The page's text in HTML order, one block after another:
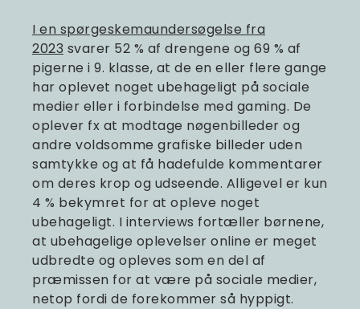
I en spørgeskemaundersøgelse fra
2023 svarer 52 % af drengene og 69 % af
pigerne i 9. klasse, at de en eller flere gange
har oplevet noget ubehageligt på sociale
medier eller i forbindelse med gaming. De
oplever fx at modtage nøgenbilleder og
andre voldsomme grafiske billeder uden
samtykke og at få hadefulde kommentarer
om deres krop og udseende. Alligevel er kun
4 % bekymret for at opleve noget
ubehageligt. I interviews fortæller børnene,
at ubehagelige oplevelser online er meget
udbredte og opleves som en del af
præmissen for at være på sociale medier,
netop fordi de forekommer så hyppigt.